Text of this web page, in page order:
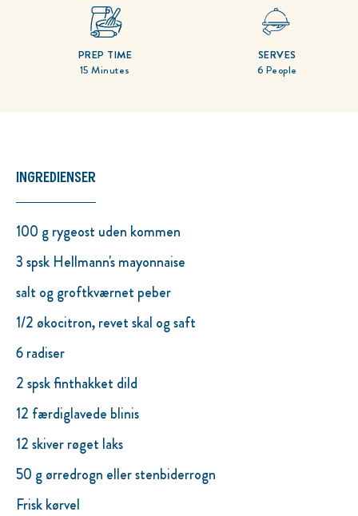
15 Minutes
PREP TIME
6 People
SERVES
INGREDIENSER
100 g rygeost uden kommen
3 spsk Hellmann's mayonnaise
salt og groftkværnet peber
1/2 økocitron, revet skal og saft
6 radiser
2 spsk finthakket dild
12 færdiglavede blinis
12 skiver røget laks
50 g ørredrogn eller stenbiderrogn
Frisk kørvel